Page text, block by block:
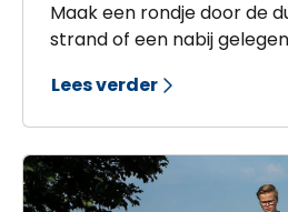
Maak een rondje door de
strand of een nabij
Lees verder